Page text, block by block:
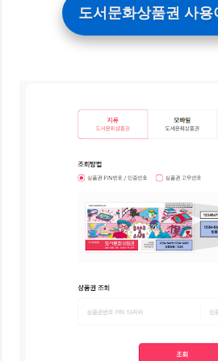
도서문화상품권 사용